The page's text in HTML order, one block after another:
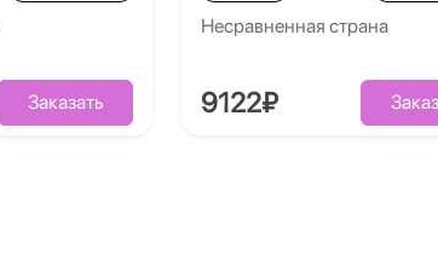
Заказать
Несравненная страна
9122₽